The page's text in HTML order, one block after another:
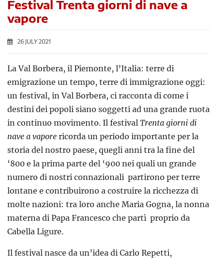
Festival Trenta giorni di nave a
vapore
26 JULY 2021
La Val Borbera, il Piemonte, l’Italia: terre di
emigrazione un tempo, terre di immigrazione oggi:
un festival, in Val Borbera, ci racconta di come i
destini dei popoli siano soggetti ad una grande ruota
in continuo movimento. Il festival Trenta giorni di
nave a vapore ricorda un periodo importante per la
storia del nostro paese, quegli anni tra la fine del
‘800 e la prima parte del ‘900 nei quali un grande
numero di nostri connazionali partirono per terre
lontane e contribuirono a costruire la ricchezza di
molte nazioni: tra loro anche Maria Gogna, la nonna
materna di Papa Francesco che partì proprio da
Cabella Ligure.
Il festival nasce da un’idea di Carlo Repetti,